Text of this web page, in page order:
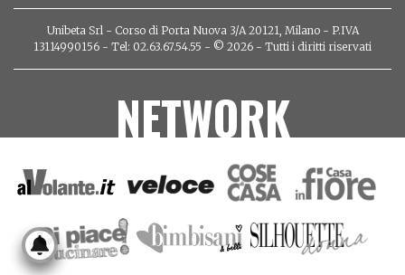
Unibeta Srl - Corso di Porta Nuova 3/A 20121, Milano - P.IVA
13114990156 - Tel: 02.63.67.54.55 - © 2026 - Tutti i diritti riservati
NETWORK